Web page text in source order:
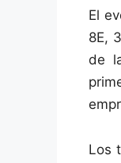
El
8E,
de
Los